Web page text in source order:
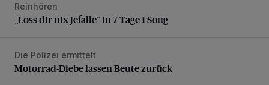
„Loss dir nix jefalle“ in 7 Tage 1 Song
Reinhören
„Loss dir nix jefalle“ in 7 Tage 1 Song
Motorrad-Diebe lassen Beute zurück
Die Polizei ermittelt
Motorrad-Diebe lassen Beute zurück